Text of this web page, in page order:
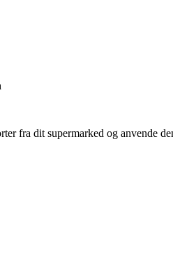
fra dit supermarked og anvende